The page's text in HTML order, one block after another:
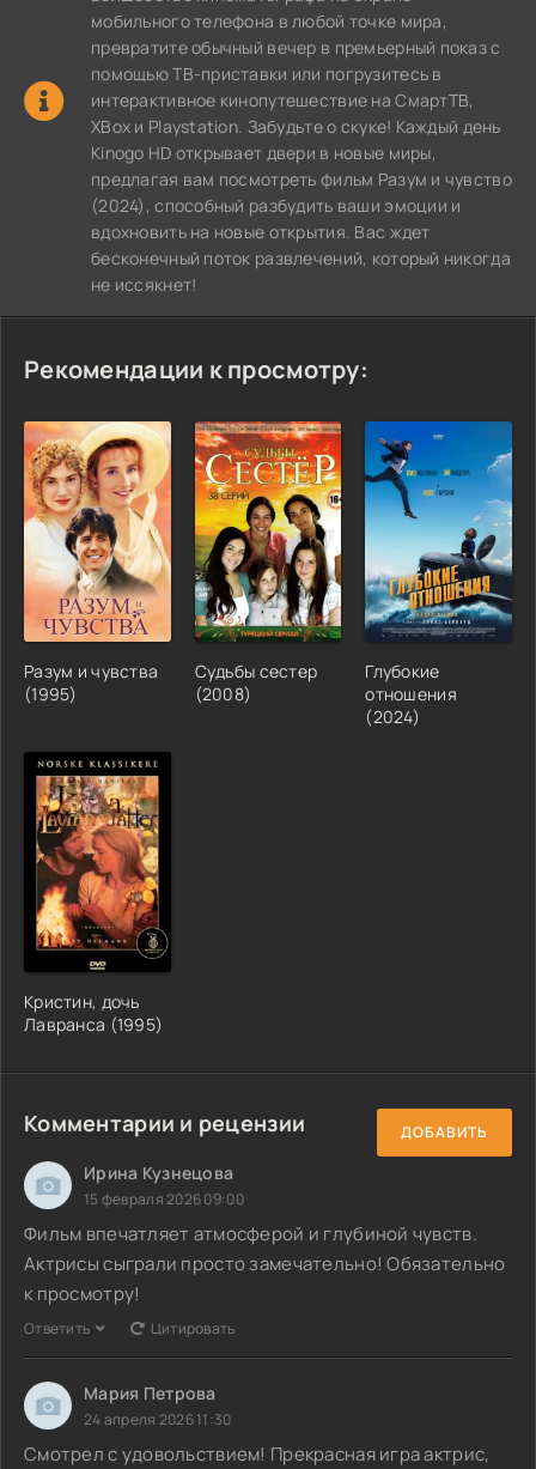
мобильного телефона в любой точке мира,
превратите обычный вечер в премьерный показ с
помощью ТВ-приставки или погрузитесь в
интерактивное кинопутешествие на СмартТВ,
XBox и Playstation. Забудьте о скуке! Каждый день
Kinogo HD открывает двери в новые миры,
предлагая вам посмотреть фильм Разум и чувство
(2024), способный разбудить ваши эмоции и
вдохновить на новые открытия. Вас ждет
бесконечный поток развлечений, который никогда
не иссякнет!
Рекомендации к просмотру:
Разум и чувства
(1995)
Судьбы сестер
(2008)
Глубокие
отношения
(2024)
Кристин, дочь
Лавранса (1995)
Комментарии и рецензии ДОБАВИТЬ
Ирина Кузнецова
15 февраля 2026 09:00
Фильм впечатляет атмосферой и глубиной чувств.
Актрисы сыграли просто замечательно! Обязательно
к просмотру!
Ответить Цитировать
Мария Петрова
24 апреля 2026 11:30
Смотрел с удовольствием! Прекрасная игра актрис,